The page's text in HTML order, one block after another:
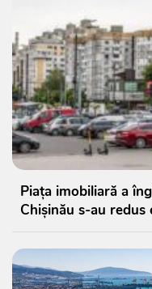
Piața imobiliară a
Chișinău s-au redus